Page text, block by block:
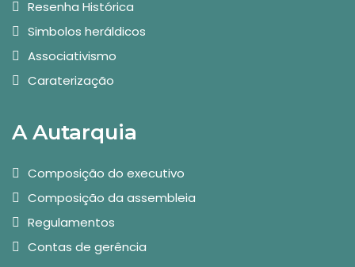
Resenha Histórica
Simbolos heráldicos
Associativismo
Caraterização
A Autarquia
Composição do executivo
Composição da assembleia
Regulamentos
Contas de gerência